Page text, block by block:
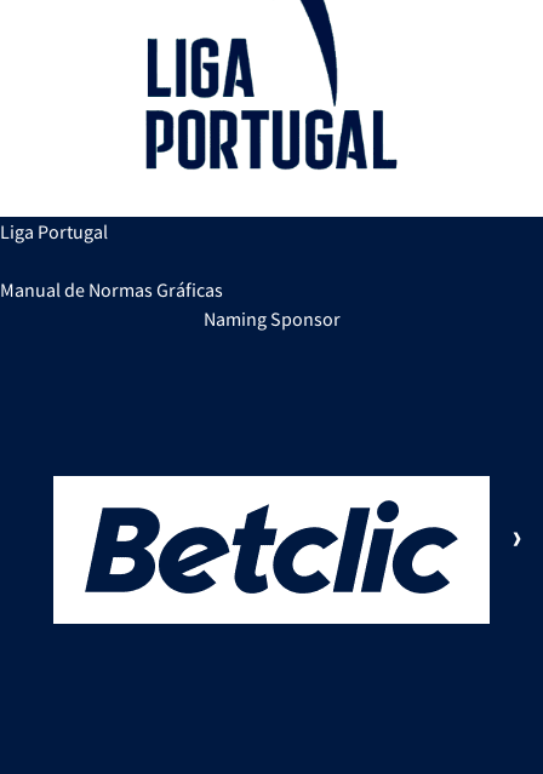
Liga Portugal
Manual de Normas Gráficas
Naming Sponsor